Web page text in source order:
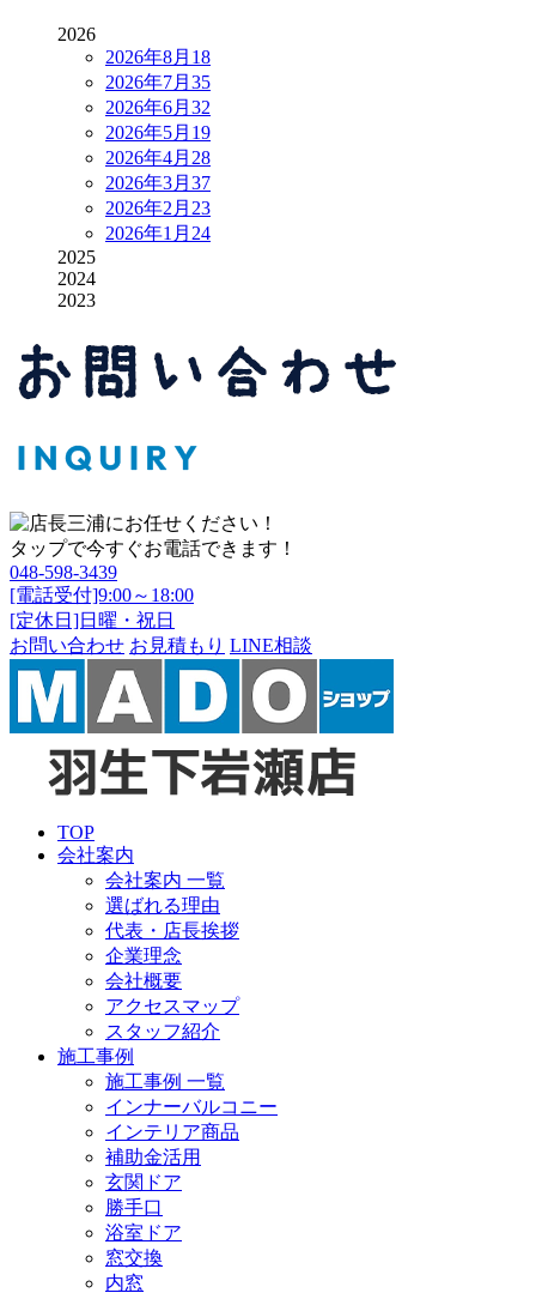
2026
2026年8月 18
2026年7月 35
2026年6月 32
2026年5月 19
2026年4月 28
2026年3月 37
2026年2月 23
2026年1月 24
2025
2024
2023
タップで今すぐお電話できます！
048-598-3439
[電話受付]9:00～18:00
[定休日]日曜・祝日
お問い合わせ お見積もり LINE相談
TOP
会社案内
会社案内 一覧
選ばれる理由
代表・店長挨拶
企業理念
会社概要
アクセスマップ
スタッフ紹介
施工事例
施工事例 一覧
インナーバルコニー
インテリア商品
補助金活用
玄関ドア
勝手口
浴室ドア
窓交換
内窓